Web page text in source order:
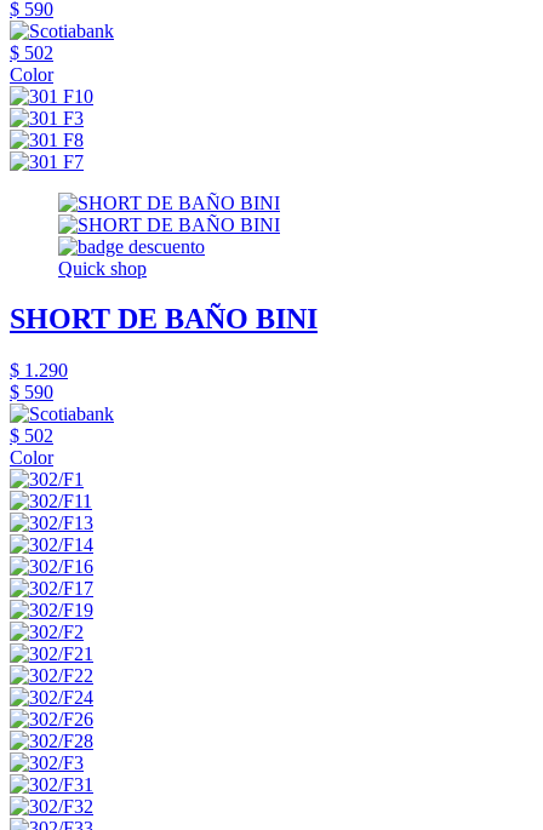
$ 590
$ 502
Color
Quick shop
SHORT DE BAÑO BINI
$ 1.290
$ 590
$ 502
Color